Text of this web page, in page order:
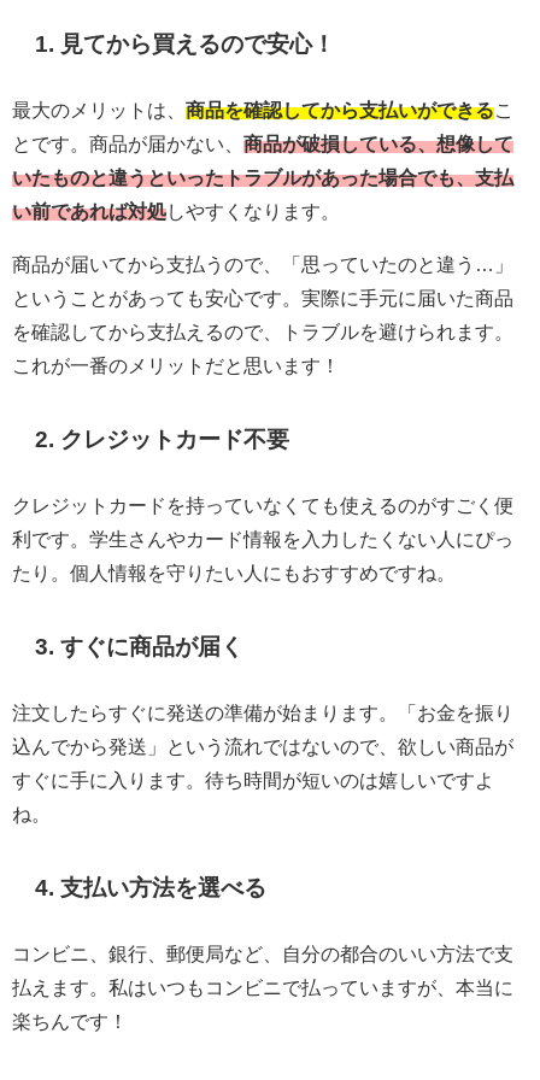
1. 見てから買えるので安心！
最大のメリットは、 商品を確認してから支払いができる こ
とです。商品が届かない、 商品が破損している、想像して
いたものと違うといったトラブルがあった場合でも、支払
い前であれば対処しやすくなります。
商品が届いてから支払うので、「思っていたのと違う…」
ということがあっても安心です。実際に手元に届いた商品
を確認してから支払えるので、トラブルを避けられます。
これが一番のメリットだと思います！
2. クレジットカード不要
クレジットカードを持っていなくても使えるのがすごく便
利です。学生さんやカード情報を入力したくない人にぴっ
たり。個人情報を守りたい人にもおすすめですね。
3. すぐに商品が届く
注文したらすぐに発送の準備が始まります。「お金を振り
込んでから発送」という流れではないので、欲しい商品が
すぐに手に入ります。待ち時間が短いのは嬉しいですよ
ね。
4. 支払い方法を選べる
コンビニ、銀行、郵便局など、自分の都合のいい方法で支
払えます。私はいつもコンビニで払っていますが、本当に
楽ちんです！